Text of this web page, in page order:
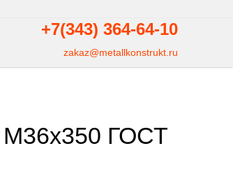
+7(343) 364-64-10
zakaz@metallkonstrukt.ru
ГОСТ